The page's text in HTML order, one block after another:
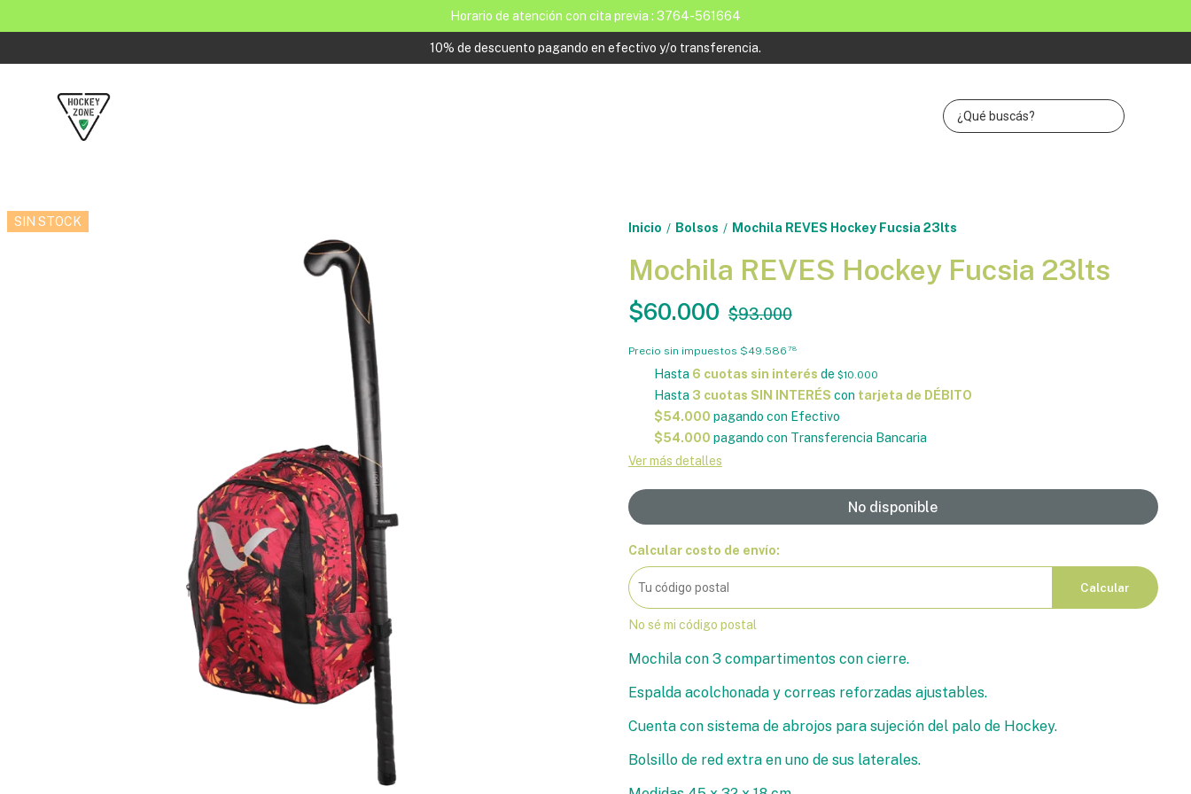
Horario de atención con cita previa : 3764-561664
10% de descuento pagando en efectivo y/o transferencia.
SIN STOCK Inicio / Bolsos / Mochila REVES Hockey Fucsia 23lts
Mochila REVES Hockey Fucsia 23lts
$60.000 $93.000
Precio sin impuestos $49.586 78
Hasta 6 cuotas sin interés de $10.000
Hasta 3 cuotas SIN INTERÉS con tarjeta de DÉBITO
$54.000 pagando con Efectivo
$54.000 pagando con Transferencia Bancaria
Ver más detalles
No disponible
Calcular costo de envío:
Calcular
No sé mi código postal
Mochila con 3 compartimentos con cierre.
Espalda acolchonada y correas reforzadas ajustables.
Cuenta con sistema de abrojos para sujeción del palo de Hockey.
Bolsillo de red extra en uno de sus laterales.